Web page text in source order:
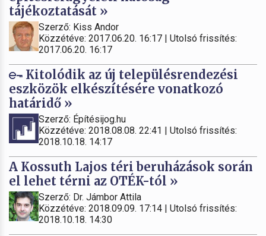
tájékoztatását »
Szerző: Kiss Andor
Közzétéve: 2017.06.20. 16:17 | Utolsó frissítés:
2017.06.20. 16:17
Kitolódik az új településrendezési
eszközök elkészítésére vonatkozó
határidő »
Szerző: Építésijog.hu
Közzétéve: 2018.08.08. 22:41 | Utolsó frissítés:
2018.10.18. 14:17
A Kossuth Lajos téri beruházások során
el lehet térni az OTÉK-tól »
Szerző: Dr. Jámbor Attila
Közzétéve: 2018.09.09. 17:14 | Utolsó frissítés:
2018.10.18. 14:30